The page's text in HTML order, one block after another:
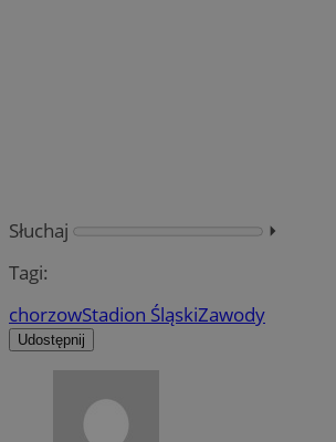
Słuchaj
⏵︎
Tagi:
chorzowStadion ŚląskiZawody
Udostępnij